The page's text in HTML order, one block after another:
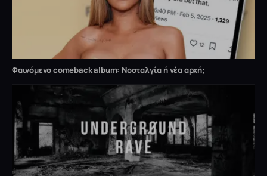
Φαινόμενο comeback album: Νοσταλγία ή νέα αρχή;